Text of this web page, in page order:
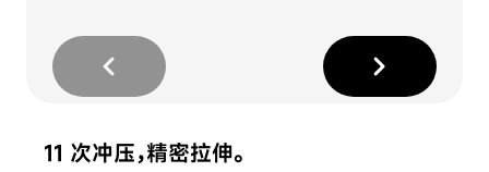
11 次冲压，精密拉伸。
chevron_left chevron_right